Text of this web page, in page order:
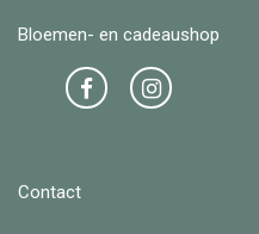
Bloemen- en cadeaushop
Contact